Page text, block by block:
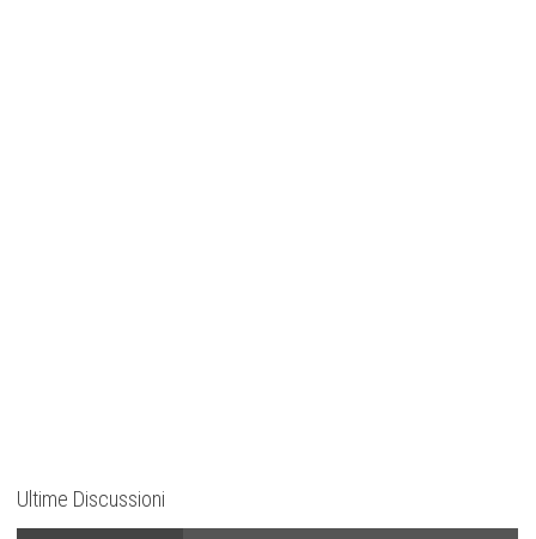
Ultime Discussioni